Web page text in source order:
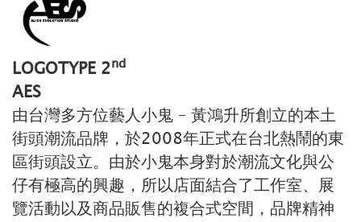
LOGOTYPE 2nd
AES
由台灣多方位藝人小鬼 – 黃鴻升所創立的本土
街頭潮流品牌，於2008年正式在台北熱鬧的東
區街頭設立。由於小鬼本身對於潮流文化與公
仔有極高的興趣，所以店面結合了工作室、展
覽活動以及商品販售的複合式空間，品牌精神